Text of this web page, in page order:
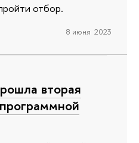
отбор.
8 июня 2023
вторая